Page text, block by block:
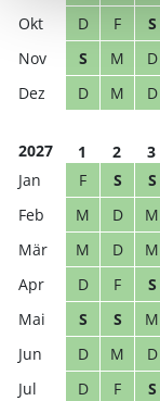
D
F S
S
M D
D
M D
2027 1 2 3
F
S S
M
D M
M
D M
D
F S
S
S M
D
M D
D
F S